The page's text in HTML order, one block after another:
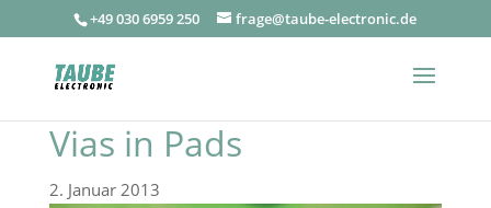
+49 030 6959 250 frage@taube-electronic.de
Vias in Pads
2. Januar 2013